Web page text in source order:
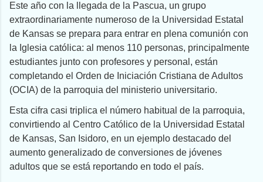
Este año con la llegada de la Pascua, un grupo
extraordinariamente numeroso de la Universidad Estatal
de Kansas se prepara para entrar en plena comunión con
la Iglesia católica: al menos 110 personas, principalmente
estudiantes junto con profesores y personal, están
completando el Orden de Iniciación Cristiana de Adultos
(OCIA) de la parroquia del ministerio universitario.
Esta cifra casi triplica el número habitual de la parroquia,
convirtiendo al Centro Católico de la Universidad Estatal
de Kansas, San Isidoro, en un ejemplo destacado del
aumento generalizado de conversiones de jóvenes
adultos que se está reportando en todo el país.